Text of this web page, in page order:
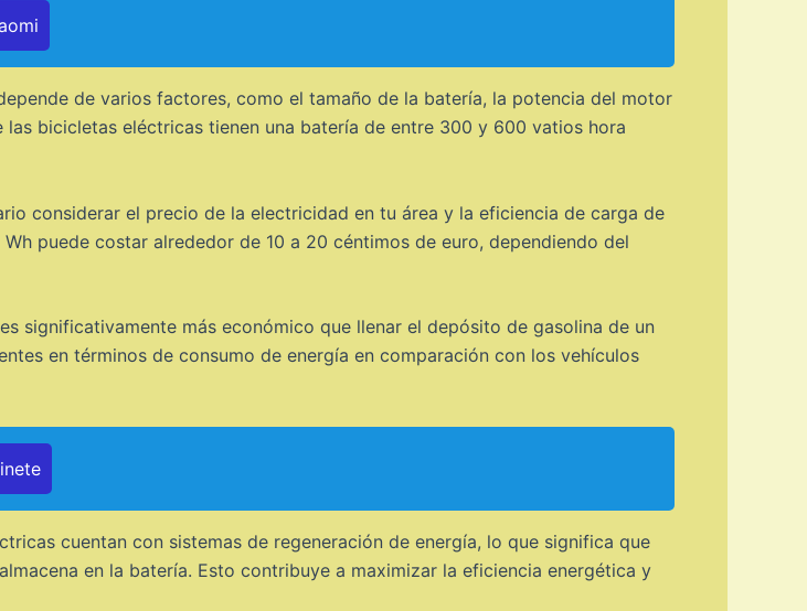
de varios factores, como el tamaño de la batería, la potencia del motor
bicicletas eléctricas tienen una batería de entre 300 y 600 vatios hora
considerar el precio de la electricidad en tu área y la eficiencia de carga de
puede costar alrededor de 10 a 20 céntimos de euro, dependiendo del
significativamente más económico que llenar el depósito de gasolina de un
en términos de consumo de energía en comparación con los vehículos
cuentan con sistemas de regeneración de energía, lo que significa que
en la batería. Esto contribuye a maximizar la eficiencia energética y